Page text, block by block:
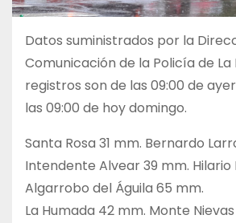
Datos suministrados por la
Comunicación de la Policía de La
registros son de las 09:00 de
las 09:00 de hoy domingo.
Santa Rosa 31 mm. Bernardo
Intendente Alvear 39 mm. Hilario
Algarrobo del Águila 65 mm.
La Humada 42 mm. Monte